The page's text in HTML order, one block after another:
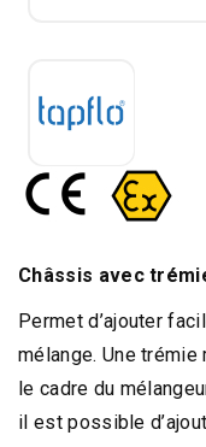
Châssis avec
Permet d’ajouter
mélange. Une trémie
le cadre du
il est possible